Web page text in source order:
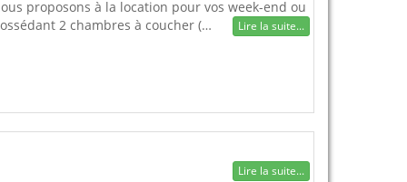
proposons à la location pour vos week-end ou
2 chambres à coucher (…
Lire la suite...
Lire la suite...